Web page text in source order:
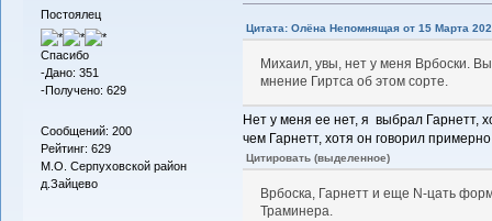
Постоялец
Спасибо
-Дано: 351
-Получено: 629
Сообщений: 200
Рейтинг: 629
М.О. Серпуховской район
д.Зайцево
Цитата: Олёна Непомнящая от 15 Марта
Михаил, увы, нет у меня Врбоски.
мнение Гиртса об этом сорте.
Нет у меня ее нет, я выбрал Гарнетт,
чем Гарнетт, хотя он говорил
Цитировать (выделенное)
Врбоска, Гарнетт и еще N-цать
Траминера.